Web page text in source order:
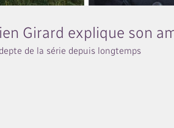
Girard explique son
de la série depuis longtemps